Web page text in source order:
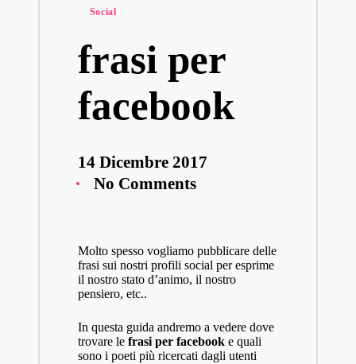
Social
frasi per
facebook
14 Dicembre 2017
No Comments
Molto spesso vogliamo pubblicare delle
frasi sui nostri profili social per esprime
il nostro stato d’animo, il nostro
pensiero, etc..
In questa guida andremo a vedere dove
trovare le frasi per facebooke quali
sono i poeti più ricercati dagli utenti